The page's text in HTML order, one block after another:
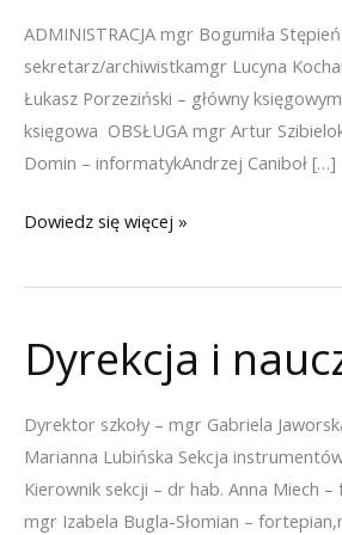
ADMINISTRACJA mgr Bogumiła
sekretarz/archiwistkamgr Lucyna
Łukasz Porzeziński – główny
księgowa OBSŁUGA mgr Artur
Domin – informatykAndrzej Caniboł […]
Administracja
obsługa
Dowiedz się więcej »
Dyrekcja i
Dyrektor szkoły – mgr Gabriela
Marianna Lubińska Sekcja
Kierownik sekcji – dr hab. Anna Miech
mgr Izabela Bugla-Słomian –